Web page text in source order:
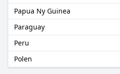
Papua Ny Guinea
Paraguay
Peru
Polen